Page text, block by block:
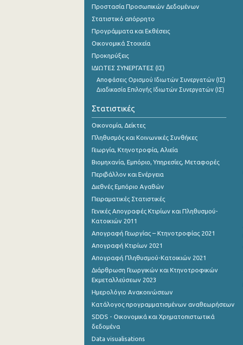
Προστασία Προσωπικών Δεδομένων
Στατιστικό απόρρητο
Προγράμματα και Εκθέσεις
Οικονομικά Στοιχεία
Προκηρύξεις
ΙΔΙΩΤΕΣ ΣΥΝΕΡΓΑΤΕΣ (ΙΣ)
Αποφάσεις Ορισμού Ιδιωτών Συνεργατών (ΙΣ)
Διαδικασία Επιλογής Ιδιωτών Συνεργατών (ΙΣ)
Στατιστικές
Οικονομία, Δείκτες
Πληθυσμός και Κοινωνικές Συνθήκες
Γεωργία, Κτηνοτροφία, Αλιεία
Βιομηχανία, Εμπόριο, Υπηρεσίες, Μεταφορές
Περιβάλλον και Ενέργεια
Διεθνές Εμπόριο Αγαθών
Πειραματικές Στατιστικές
Γενικές Απογραφές Κτιρίων και Πληθυσμού-
Κατοικιών 2011
Απογραφή Γεωργίας – Κτηνοτροφίας 2021
Απογραφή Κτιρίων 2021
Απογραφή Πληθυσμού-Κατοικιών 2021
Διάρθρωση Γεωργικών και Κτηνοτροφικών
Εκμεταλλεύσεων 2023
Ημερολόγιο Ανακοινώσεων
Κατάλογος προγραμματισμένων αναθεωρήσεων
SDDS - Οικονομικά και Χρηματοπιστωτικά
δεδομένα
Data visualisations